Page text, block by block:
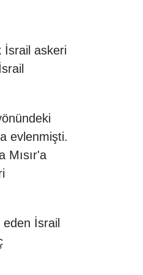
İsrail askeri
evlenmişti.
Mısır'a
İsrail